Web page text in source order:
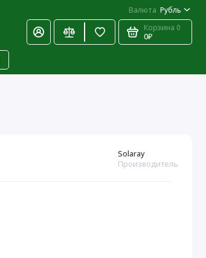
Валюта Рубль
Корзина 0
0₽
Solaray
Производитель